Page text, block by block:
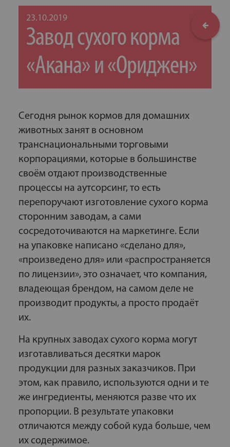
23.10.2019
Завод сухого корма
«Акана» и «Ориджен»
Сегодня рынок кормов для домашних
животных занят в основном
транснациональными торговыми
корпорациями, которые в большинстве
своём отдают производственные
процессы на аутсорсинг, то есть
перепоручают изготовление сухого корма
сторонним заводам, а сами
сосредоточиваются на маркетинге. Если
на упаковке написано «сделано для»,
«произведено для» или «распространяется
по лицензии», это означает, что компания,
владеющая брендом, на самом деле не
производит продукты, а просто продаёт
их.
На крупных заводах сухого корма могут
изготавливаться десятки марок
продукции для разных заказчиков. При
этом, как правило, используются одни и те
же ингредиенты, меняются разве что их
пропорции. В результате упаковки
отличаются между собой куда больше, чем
их содержимое.